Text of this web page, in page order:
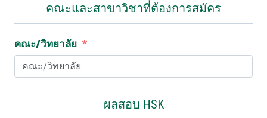
คณะและสาขาวิชาที่ต้องการสมัคร
คณะ/วิทยาลัย
ผลสอบ HSK